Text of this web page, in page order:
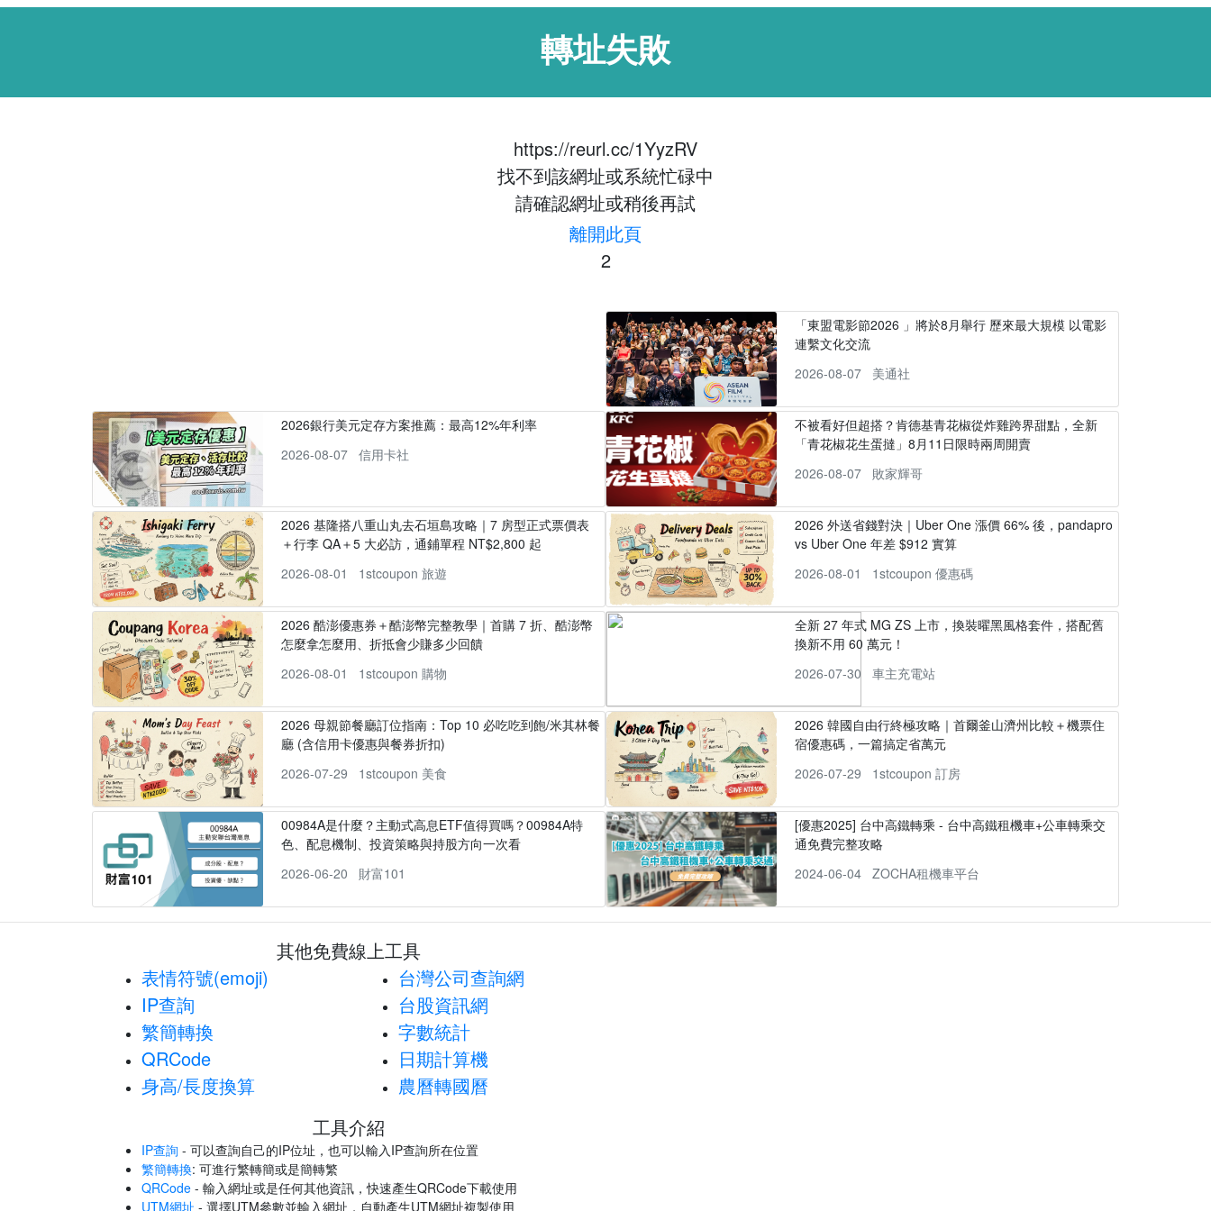
轉址失敗
https://reurl.cc/1YyzRV
找不到該網址或系統忙碌中
請確認網址或稍後再試
離開此頁
2
「東盟電影節2026 」將於8月舉行 歷來最大規模 以電影
連繫文化交流
2026-08-07
美通社
2026銀行美元定存方案推薦：最高12%年利率
2026-08-07
信用卡社
不被看好但超搭？肯德基青花椒從炸雞跨界甜點，全新
「青花椒花生蛋撻」8月11日限時兩周開賣
2026-08-07
敗家輝哥
2026 基隆搭八重山丸去石垣島攻略｜7 房型正式票價表
＋行李 QA＋5 大必訪，通鋪單程 NT$2,800 起
2026-08-01
1stcoupon 旅遊
2026 外送省錢對決｜Uber One 漲價 66% 後，pandapro
vs Uber One 年差 $912 實算
2026-08-01
1stcoupon 優惠碼
2026 酷澎優惠券＋酷澎幣完整教學｜首購 7 折、酷澎幣
怎麼拿怎麼用、折抵會少賺多少回饋
2026-08-01
1stcoupon 購物
全新 27 年式 MG ZS 上市，換裝曜黑風格套件，搭配舊
換新不用 60 萬元！
2026-07-30
車主充電站
2026 母親節餐廳訂位指南：Top 10 必吃吃到飽/米其林餐
廳 (含信用卡優惠與餐券折扣)
2026-07-29
1stcoupon 美食
2026 韓國自由行終極攻略｜首爾釜山濟州比較＋機票住
宿優惠碼，一篇搞定省萬元
2026-07-29
1stcoupon 訂房
00984A是什麼？主動式高息ETF值得買嗎？00984A特
色、配息機制、投資策略與持股方向一次看
2026-06-20
財富101
[優惠2025] 台中高鐵轉乘 - 台中高鐵租機車+公車轉乘交
通免費完整攻略
2024-06-04
ZOCHA租機車平台
其他免費線上工具
表情符號(emoji)
IP查詢
繁簡轉換
QRCode
身高/長度換算
台灣公司查詢網
台股資訊網
字數統計
日期計算機
農曆轉國曆
工具介紹
IP查詢 - 可以查詢自己的IP位址，也可以輸入IP查詢所在位置
繁簡轉換: 可進行繁轉簡或是簡轉繁
QRCode - 輸入網址或是任何其他資訊，快速產生QRCode下載使用
UTM網址 - 選擇UTM參數並輸入網址，自動產生UTM網址複製使用